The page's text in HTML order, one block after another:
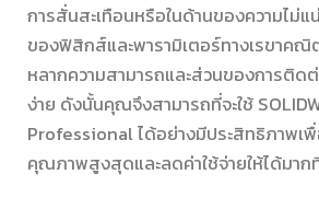
การสั่นสะเทือนหรือในด้านของความไม่
ของฟิสิกส์และพารามิเตอร์ทางเรขาคณิ
หลากความสามารถและส่วนของการติด
ง่าย ดังนั้นคุณจึงสามารถที่จะใช้
Professional ได้อย่างมีประสิทธิภาพ
คุณภาพสูงสุดและลดค่าใช้จ่ายให้ได้มา